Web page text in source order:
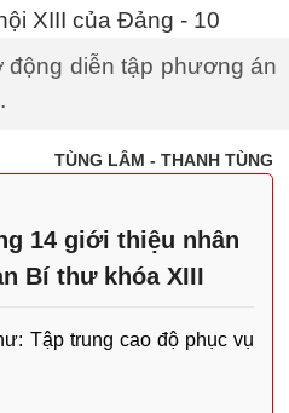
diễn tập phương án
TÙNG LÂM - THANH TÙNG
14 giới thiệu nhân
Bí thư khóa XIII
Tập trung cao độ phục vụ